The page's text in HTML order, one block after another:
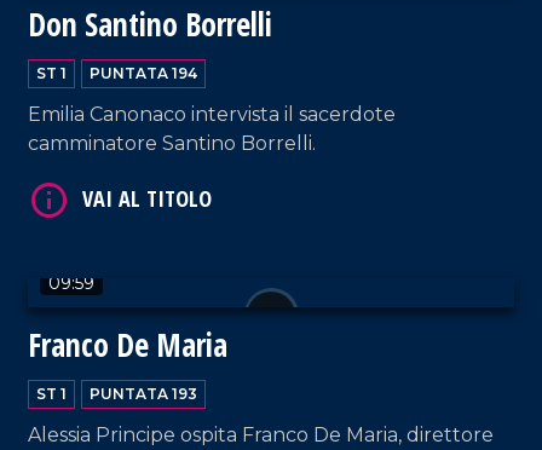
Don Santino Borrelli
ST 1 PUNTATA 194
Emilia Canonaco intervista il sacerdote
camminatore Santino Borrelli.
09:59
Franco De Maria
ST 1 PUNTATA 193
Alessia Principe ospita Franco De Maria, direttore
VAI AL TITOLO